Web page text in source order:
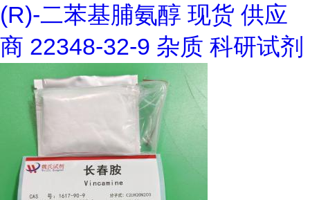
(R)-二苯基脯氨醇 现货 供应
商 22348-32-9 杂质 科研试剂